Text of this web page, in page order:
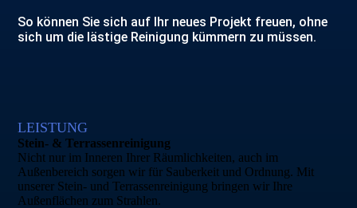
So können Sie sich auf Ihr neues Projekt freuen, ohne
sich um die lästige Reinigung kümmern zu müssen.
LEISTUNG
Stein- & Terrassen­reinigung
Nicht nur im Inneren Ihrer Räumlichkeiten, auch im
Außenbereich sorgen wir für Sauberkeit und Ordnung. Mit
unserer Stein- und Terrassenreinigung bringen wir Ihre
Außenflächen zum Strahlen.